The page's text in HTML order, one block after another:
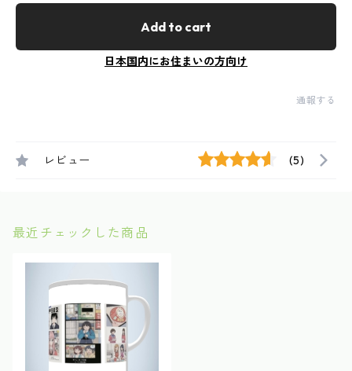
Add to cart
日本国内にお住まいの方向け
通報する
レビュー (5)
最近チェックした商品